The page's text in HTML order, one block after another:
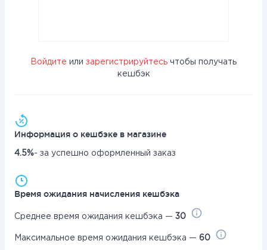
Войдите или зарегистрируйтесь чтобы получать
кешбэк
Информация о кешбэке в магазине
4.5%- за успешно оформленный заказ
Время ожидания начисления кешбэка
Среднее время ожидания кешбэка — 30
Максимальное время ожидания кешбэка — 60